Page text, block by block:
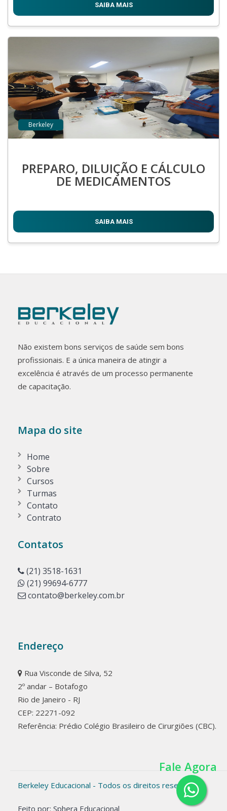
SAIBA MAIS
Berkeley
PREPARO, DILUIÇÃO E CÁLCULO
DE MEDICAMENTOS
SAIBA MAIS
Não existem bons serviços de saúde sem bons
profissionais. E a única maneira de atingir a
excelência é através de um processo permanente
de capacitação.
Mapa do site
Home
Sobre
Cursos
Turmas
Contato
Contrato
Contatos
(21) 3518-1631
(21) 99694-6777
contato@berkeley.com.br
Endereço
Rua Visconde de Silva, 52
2º andar – Botafogo
Rio de Janeiro - RJ
CEP: 22271-092
Referência: Prédio Colégio Brasileiro de Cirurgiões (CBC).
Berkeley Educacional - Todos os direitos reservados
Feito por: Sphera Educacional
Fale Agora